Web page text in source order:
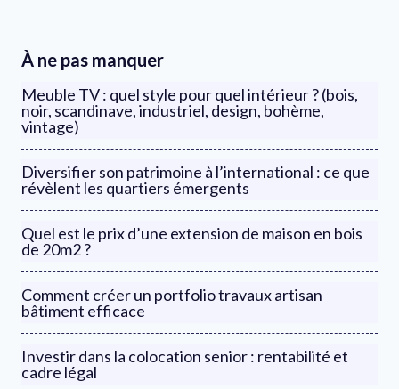
À ne pas manquer
Meuble TV : quel style pour quel intérieur ? (bois,
noir, scandinave, industriel, design, bohème,
vintage)
Diversifier son patrimoine à l’international : ce que
révèlent les quartiers émergents
Quel est le prix d’une extension de maison en bois
de 20m2 ?
Comment créer un portfolio travaux artisan
bâtiment efficace
Investir dans la colocation senior : rentabilité et
cadre légal